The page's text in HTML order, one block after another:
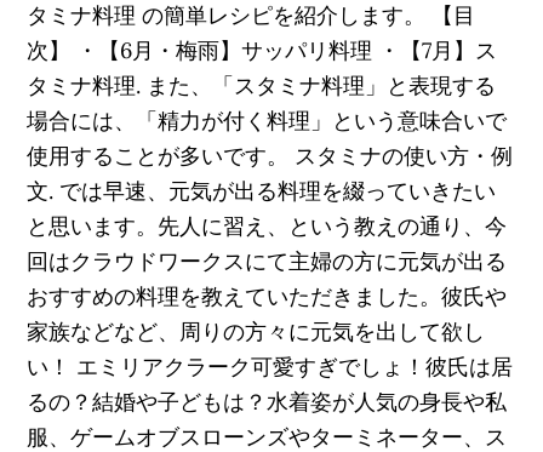
タミナ料理 の簡単レシピを紹介します。 【目
次】 ・【6月・梅雨】サッパリ料理 ・【7月】ス
タミナ料理. また、「スタミナ料理」と表現する
場合には、「精力が付く料理」という意味合いで
使用することが多いです。 スタミナの使い方・例
文. では早速、元気が出る料理を綴っていきたい
と思います。先人に習え、という教えの通り、今
回はクラウドワークスにて主婦の方に元気が出る
おすすめの料理を教えていただきました。彼氏や
家族などなど、周りの方々に元気を出して欲し
い！ エミリアクラーク可愛すぎでしょ！彼氏は居
るの？結婚や子どもは？水着姿が人気の身長や私
服、ゲームオブスローンズやターミネーター、ス